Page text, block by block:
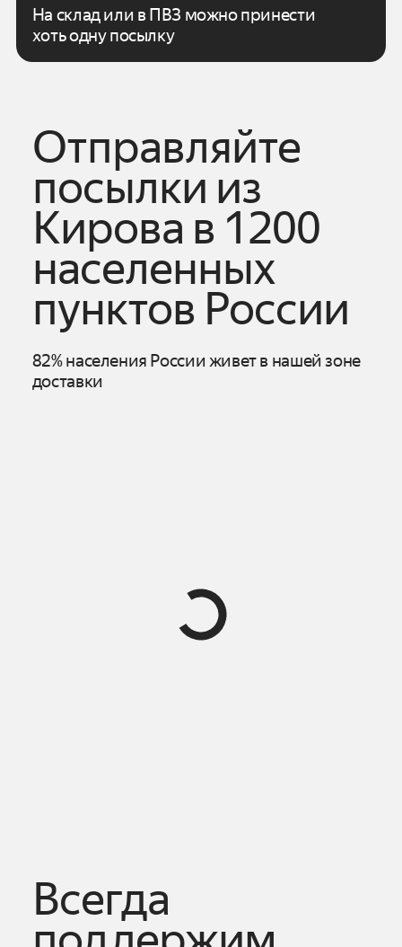
На склад или в ПВЗ можно принести
хоть одну посылку
Отправляйте
посылки из
Кирова в 1200
населенных
пунктов России
82% населения России живет в нашей зоне
доставки
Всегда